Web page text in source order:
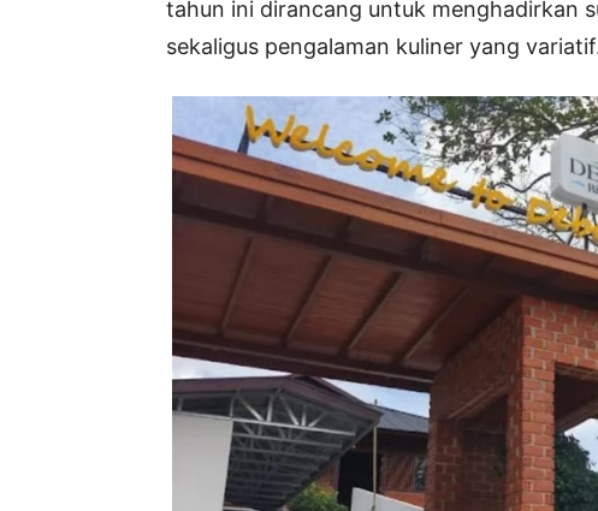
tahun ini dirancang untuk menghadirkan
sekaligus pengalaman kuliner yang